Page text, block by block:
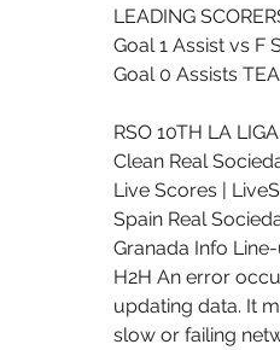
LEADING
Goal 1 Assist vs F
Goal 0 Assists
RSO 10TH LA
Clean Real
Live Scores |
Spain Real
Granada Info
H2H An error
updating data. It
slow or failing